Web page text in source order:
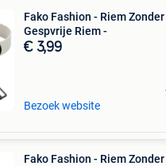
Fako Fashion - Riem Zonder
Gespvrije Riem -
€ 3,99
Bezoek website
Fako Fashion - Riem Zonder